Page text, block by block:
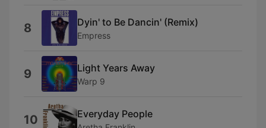
8 Dyin' to Be Dancin' (Remix)
Empress
9 Light Years Away
Warp 9
10 Everyday People